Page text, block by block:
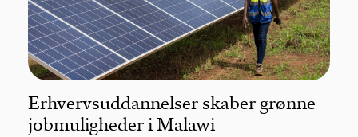
Erhvervsuddannelser skaber grønne
jobmuligheder i Malawi